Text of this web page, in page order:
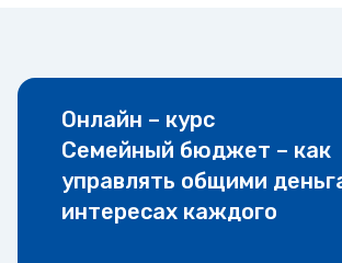
Онлайн – курс
Семейный бюджет – как
управлять общими
интересах каждого